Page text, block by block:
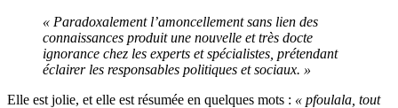
« Paradoxalement l’amoncellement sans lien des
connaissances produit une nouvelle et très docte
ignorance chez les experts et spécialistes, prétendant
éclairer les responsables politiques et sociaux. »
Elle est jolie, et elle est résumée en quelques mots : « pfoulala, tout